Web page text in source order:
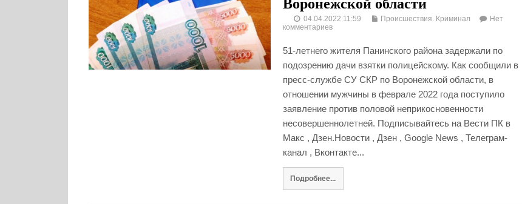
Воронежской области
04.04.2022 11:59 Происшествия. Криминал
Нет
комментариев
51-летнего жителя Панинского района задержали по
подозрению дачи взятки полицейскому. Как сообщили в
пресс-службе СУ СКР по Воронежской области, в
отношении мужчины в феврале 2022 года поступило
заявление против половой неприкосновенности
несовершеннолетней. Подписывайтесь на Вести ПК в
Макс , Дзен.Новости , Дзен , Google News , Телеграм-
канал , Вконтакте...
Подробнее...